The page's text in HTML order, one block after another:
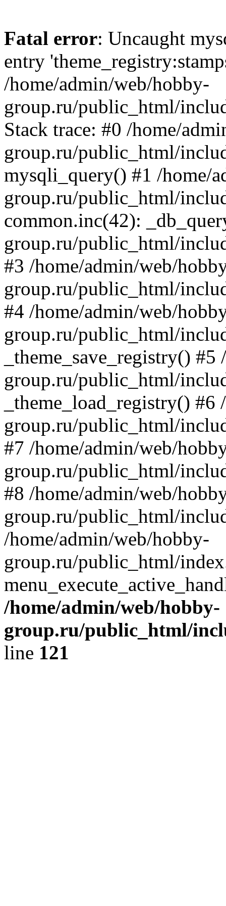
Fatal error: Uncaught
entry
/home/admin/web/hobby-
group.ru/public_html/
Stack trace: #0 /home/
group.ru/public_html/
mysqli_query() #1 /home/
group.ru/public_html/
common.inc(42):
group.ru/public_html/
#3 /home/admin/web/
group.ru/public_html/
#4 /home/admin/web/
group.ru/public_html/
_theme_save_registry()
group.ru/public_html/
_theme_load_registry()
group.ru/public_html/
#7 /home/admin/web/
group.ru/public_html/
#8 /home/admin/web/
group.ru/public_html/
/home/admin/web/hobby-
group.ru/public_html/
/home/admin/web/hobby-
group.ru/public_html/
line 121